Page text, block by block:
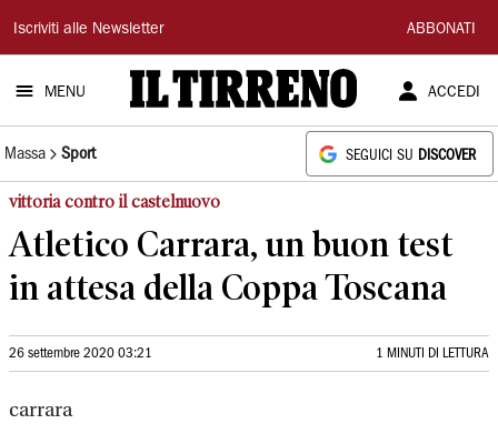
Il
Tirreno
Iscriviti alle Newsletter ABBONATI
MENU ACCEDI
Massa Sport SEGUICI SU DISCOVER
vittoria contro il castelnuovo
Atletico Carrara, un buon test
in attesa della Coppa Toscana
26 settembre 2020 03:21 1 MINUTI DI LETTURA
carrara